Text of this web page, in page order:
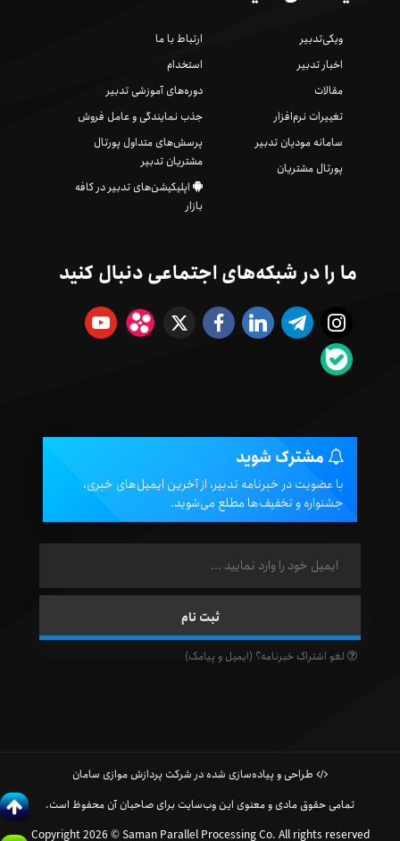
ویکی‌تدبیر
اخبار تدبیر
مقالات
تغییرات نرم‌افزار
سامانه مودیان تدبیر
پورتال مشتریان
ارتباط با ما
استخدام
دوره‌های آموزشی تدبیر
جذب نمایندگی و عامل فروش
پرسش‌های متداول پورتال
مشتریان تدبیر
اپلیکیشن‌های تدبیر در کافه
بازار
ما را در شبکه‌های اجتماعی دنبال کنید
مشترک شوید
با عضویت در خبرنامه تدبیر، از آخرین ایمیل‌های خبری،
جشنواره و تخفیف‌ها مطلع می‌شوید.
لغو اشتراک خبرنامه؟ (ایمیل و پیامک)
طراحی و پیاده‌سازی شده در شرکت پردازش موازی سامان
تمامی حقوق مادی و معنوی این وب‌سایت برای صاحبان آن محفوظ است.
Copyright 2026 © Saman Parallel Processing Co. All rights reserved